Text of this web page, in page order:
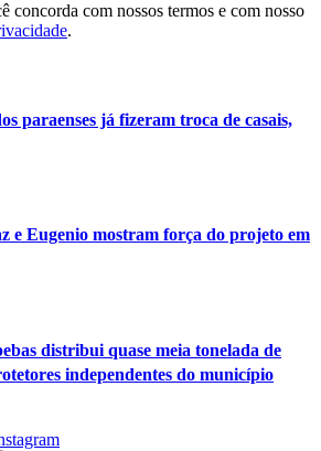
concorda com nossos termos e com nosso
.
paraenses já fizeram troca de casais,
e Eugenio mostram força do projeto em
distribui quase meia tonelada de
independentes do município